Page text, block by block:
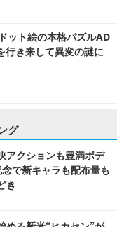
ット絵の本格パズルAD
き来して異変の謎に
グ
アクションも豊満ボデ
で新キャラも配布量も
き